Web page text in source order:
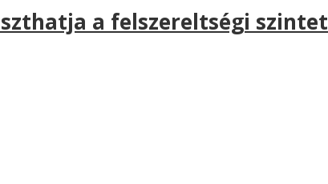
a felszereltségi szintet